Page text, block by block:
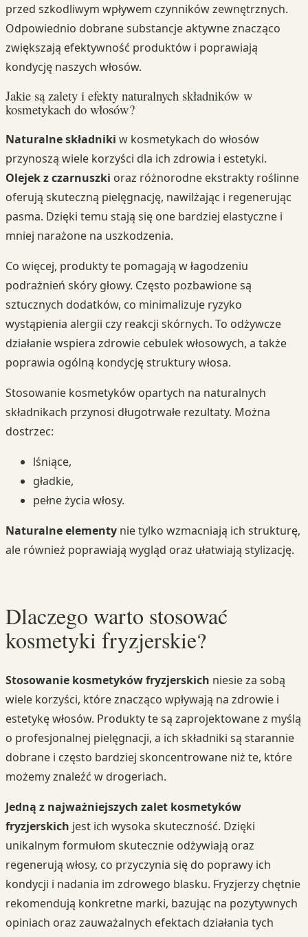
przed szkodliwym wpływem czynników zewnętrznych.
Odpowiednio dobrane substancje aktywne znacząco
zwiększają efektywność produktów i poprawiają
kondycję naszych włosów.
Jakie są zalety i efekty naturalnych składników w
kosmetykach do włosów?
Naturalne składniki w kosmetykach do włosów
przynoszą wiele korzyści dla ich zdrowia i estetyki.
Olejek z czarnuszki oraz różnorodne ekstrakty roślinne
oferują skuteczną pielęgnację, nawilżając i regenerując
pasma. Dzięki temu stają się one bardziej elastyczne i
mniej narażone na uszkodzenia.
Co więcej, produkty te pomagają w łagodzeniu
podrażnień skóry głowy. Często pozbawione są
sztucznych dodatków, co minimalizuje ryzyko
wystąpienia alergii czy reakcji skórnych. To odżywcze
działanie wspiera zdrowie cebulek włosowych, a także
poprawia ogólną kondycję struktury włosa.
Stosowanie kosmetyków opartych na naturalnych
składnikach przynosi długotrwałe rezultaty. Można
dostrzec:
lśniące,
gładkie,
pełne życia włosy.
Naturalne elementy nie tylko wzmacniają ich strukturę,
ale również poprawiają wygląd oraz ułatwiają stylizację.
Dlaczego warto stosować
kosmetyki fryzjerskie?
Stosowanie kosmetyków fryzjerskich niesie za sobą
wiele korzyści, które znacząco wpływają na zdrowie i
estetykę włosów. Produkty te są zaprojektowane z myślą
o profesjonalnej pielęgnacji, a ich składniki są starannie
dobrane i często bardziej skoncentrowane niż te, które
możemy znaleźć w drogeriach.
Jedną z najważniejszych zalet kosmetyków
fryzjerskich jest ich wysoka skuteczność. Dzięki
unikalnym formułom skutecznie odżywiają oraz
regenerują włosy, co przyczynia się do poprawy ich
kondycji i nadania im zdrowego blasku. Fryzjerzy chętnie
rekomendują konkretne marki, bazując na pozytywnych
opiniach oraz zauważalnych efektach działania tych